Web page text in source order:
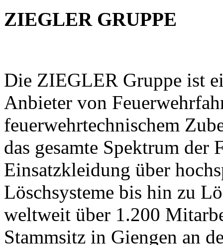
ZIEGLER GRUPPE
Die ZIEGLER Gruppe ist
Anbieter von
feuerwehrtechnischem
das gesamte Spektrum der
Einsatzkleidung über
Löschsysteme bis hin zu
weltweit über 1.200
Stammsitz in Giengen an